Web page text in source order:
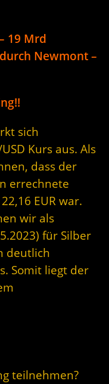
19 Mrd
Newmont –
sich
Kurs aus. Als
dass der
errechnete
EUR war.
wir als
für Silber
deutlich
Somit liegt der
teilnehmen?